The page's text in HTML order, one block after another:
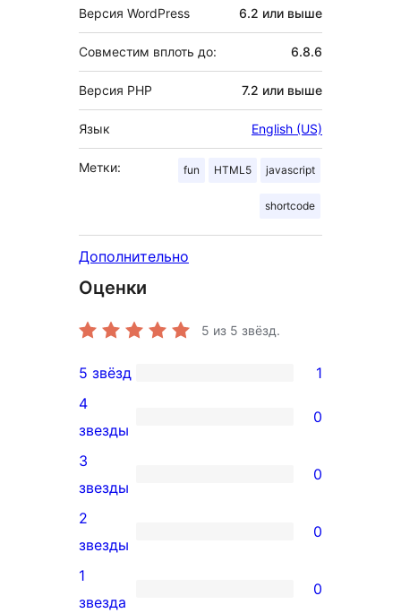
Версия WordPress 6.2 или выше
Совместим вплоть до: 6.8.6
Версия PHP 7.2 или выше
Язык English (US)
Метки: fun HTML5 javascript
shortcode
Дополнительно
Оценки
5 из 5 звёзд.
1
5-
звездный
отзыв
5 звёзд 1
0
4-
звездный
отзыв
4
звезды
0
0
3-
звездный
отзыв
3
звезды
0
0
2-
звездный
2
звезды
0
0
1
звезда
0